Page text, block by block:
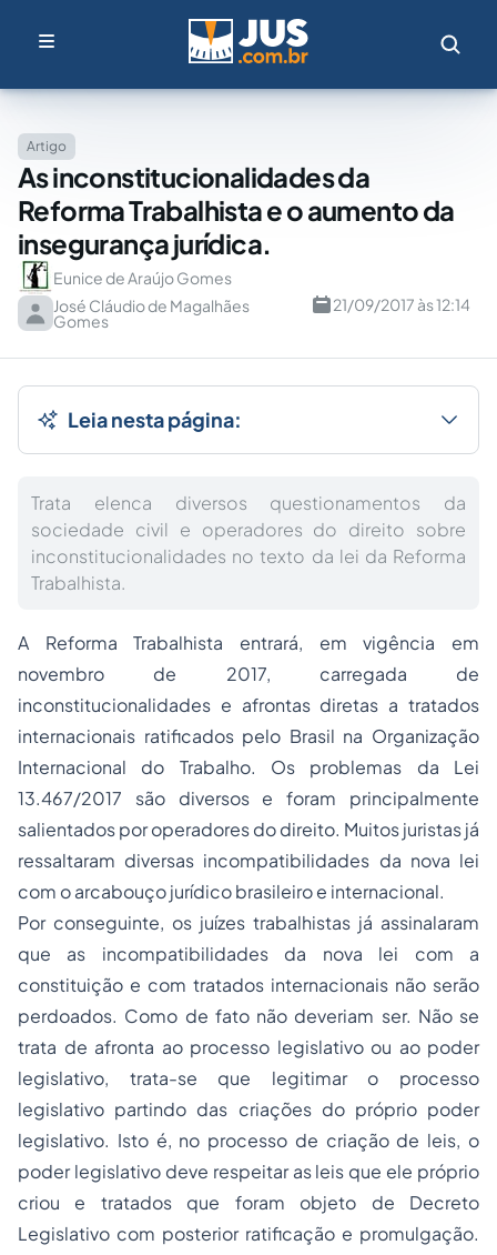
Artigo
As inconstitucionalidades da
Reforma Trabalhista e o aumento da
insegurança jurídica.
Eunice de Araújo Gomes
José Cláudio de Magalhães
Gomes
21/09/2017 às 12:14
Leia nesta página:
Trata elenca diversos questionamentos da
sociedade civil e operadores do direito sobre
inconstitucionalidades no texto da lei da Reforma
Trabalhista.
A Reforma Trabalhista entrará, em vigência em
novembro de 2017, carregada de
inconstitucionalidades e afrontas diretas a tratados
internacionais ratificados pelo Brasil na Organização
Internacional do Trabalho. Os problemas da Lei
13.467/2017 são diversos e foram principalmente
salientados por operadores do direito. Muitos juristas já
ressaltaram diversas incompatibilidades da nova lei
com o arcabouço jurídico brasileiro e internacional.
Por conseguinte, os juízes trabalhistas já assinalaram
que as incompatibilidades da nova lei com a
constituição e com tratados internacionais não serão
perdoados. Como de fato não deveriam ser. Não se
trata de afronta ao processo legislativo ou ao poder
legislativo, trata-se que legitimar o processo
legislativo partindo das criações do próprio poder
legislativo. Isto é, no processo de criação de leis, o
poder legislativo deve respeitar as leis que ele próprio
criou e tratados que foram objeto de Decreto
Legislativo com posterior ratificação e promulgação.